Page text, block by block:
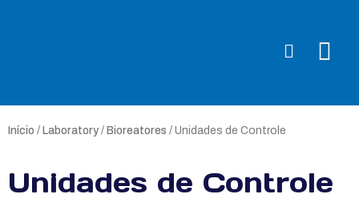
Início / Laboratory / Bioreatores / Unidades de Controle
Unidades de Controle